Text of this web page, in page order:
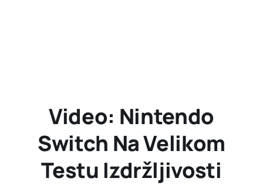
Video: Nintendo
Switch Na Velikom
Testu Izdržljivosti